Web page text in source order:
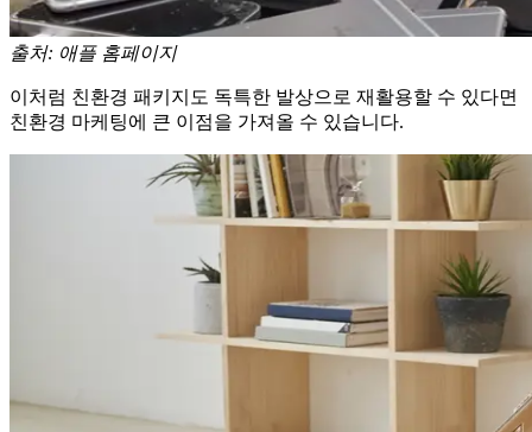
출처: 애플 홈페이지
이처럼 친환경 패키지도 독특한 발상으로 재활용할 수 있다면
친환경 마케팅에 큰 이점을 가져올 수 있습니다.